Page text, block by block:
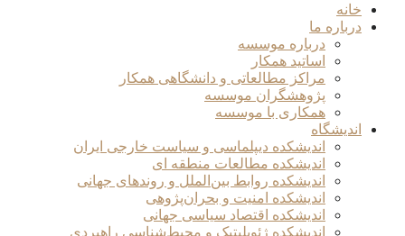
خانه
درباره ما
درباره موسسه
اساتید همکار
مراکز مطالعاتی و دانشگاهی همکار
پژوهشگران موسسه
همکاری با موسسه
اندیشگاه
اندیشکده دیپلماسی و سیاست خارجی ایران
اندیشکده مطالعات منطقه ای
اندیشکده روابط بین‌الملل و روندهای جهانی
اندیشکده امنیت و بحران‌پژوهی
اندیشکده اقتصاد سیاسی جهانی
اندیشکده ژئوپلیتیک و محیط‌شناسی راهبردی